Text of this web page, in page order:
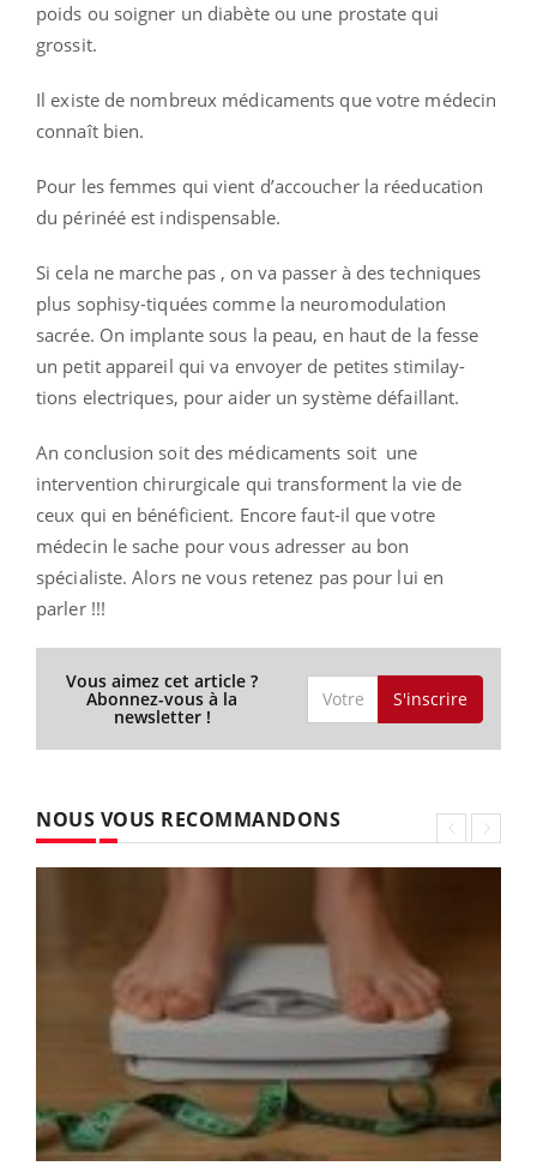
poids ou soigner un diabète ou une prostate qui
grossit.
Il existe de nombreux médicaments que votre médecin
connaît bien.
Pour les femmes qui vient d’accoucher la réeducation
du périnéé est indispensable.
Si cela ne marche pas , on va passer à des techniques
plus sophisy-tiquées comme la neuromodulation
sacrée. On implante sous la peau, en haut de la fesse
un petit appareil qui va envoyer de petites stimilay-
tions electriques, pour aider un système défaillant.
An conclusion soit des médicaments soit une
intervention chirurgicale qui transforment la vie de
ceux qui en bénéficient. Encore faut-il que votre
médecin le sache pour vous adresser au bon
spécialiste. Alors ne vous retenez pas pour lui en
parler !!!
Vous aimez cet article ?
Abonnez-vous à la
newsletter !
S'inscrire
NOUS VOUS RECOMMANDONS